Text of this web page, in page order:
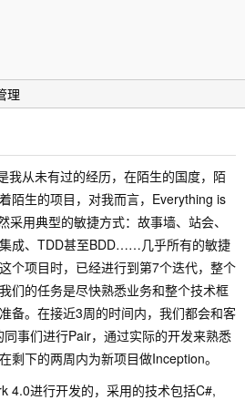
理
我从未有过的经历，在陌生的国度，陌
陌生的项目，对我而言，Everything is
采用典型的敏捷方式：故事墙、站会、
成、TDD甚至BDD……几乎所有的敏捷
个项目时，已经进行到第7个迭代，整个
们的任务是尽快熟悉业务和整个技术框
备。在接近3周的时间内，我们都会和客
事们进行Pair，通过实际的开发来熟悉
剩下的两周内为新项目做Inception。
4.0进行开发的，采用的技术包括C#,